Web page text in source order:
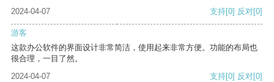
2024-04-07 支持[0] 反对[0]
游客
这款办公软件的界面设计非常简洁，使用起来非常方便。功能的布局也
很合理，一目了然。
2024-04-07
支持[0] 反对[0]